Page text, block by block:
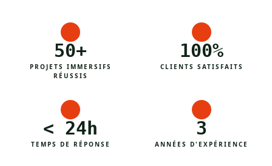
50+
PROJETS IMMERSIFS
RÉUSSIS
100%
CLIENTS SATISFAITS
< 24h
TEMPS DE RÉPONSE
3
ANNÉES D'EXPÉRIENCE